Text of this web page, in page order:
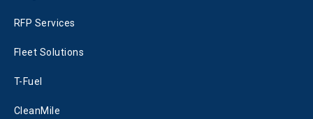
RFP Services
Fleet Solutions
T-Fuel
CleanMile